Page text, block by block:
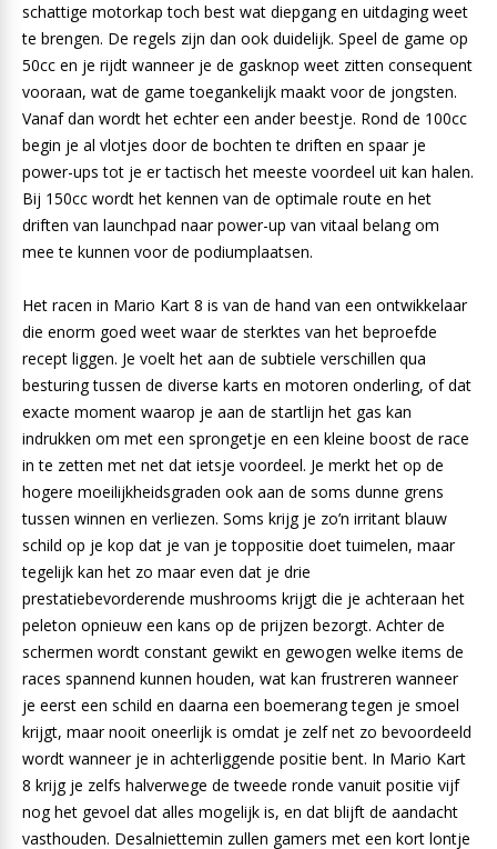
schattige motorkap toch best wat diepgang en uitdaging weet
te brengen. De regels zijn dan ook duidelijk. Speel de game op
50cc en je rijdt wanneer je de gasknop weet zitten consequent
vooraan, wat de game toegankelijk maakt voor de jongsten.
Vanaf dan wordt het echter een ander beestje. Rond de 100cc
begin je al vlotjes door de bochten te driften en spaar je
power-ups tot je er tactisch het meeste voordeel uit kan halen.
Bij 150cc wordt het kennen van de optimale route en het
driften van launchpad naar power-up van vitaal belang om
mee te kunnen voor de podiumplaatsen.
Het racen in Mario Kart 8 is van de hand van een ontwikkelaar
die enorm goed weet waar de sterktes van het beproefde
recept liggen. Je voelt het aan de subtiele verschillen qua
besturing tussen de diverse karts en motoren onderling, of dat
exacte moment waarop je aan de startlijn het gas kan
indrukken om met een sprongetje en een kleine boost de race
in te zetten met net dat ietsje voordeel. Je merkt het op de
hogere moeilijkheidsgraden ook aan de soms dunne grens
tussen winnen en verliezen. Soms krijg je zo’n irritant blauw
schild op je kop dat je van je toppositie doet tuimelen, maar
tegelijk kan het zo maar even dat je drie
prestatiebevorderende mushrooms krijgt die je achteraan het
peleton opnieuw een kans op de prijzen bezorgt. Achter de
schermen wordt constant gewikt en gewogen welke items de
races spannend kunnen houden, wat kan frustreren wanneer
je eerst een schild en daarna een boemerang tegen je smoel
krijgt, maar nooit oneerlijk is omdat je zelf net zo bevoordeeld
wordt wanneer je in achterliggende positie bent. In Mario Kart
8 krijg je zelfs halverwege de tweede ronde vanuit positie vijf
nog het gevoel dat alles mogelijk is, en dat blijft de aandacht
vasthouden. Desalniettemin zullen gamers met een kort lontje